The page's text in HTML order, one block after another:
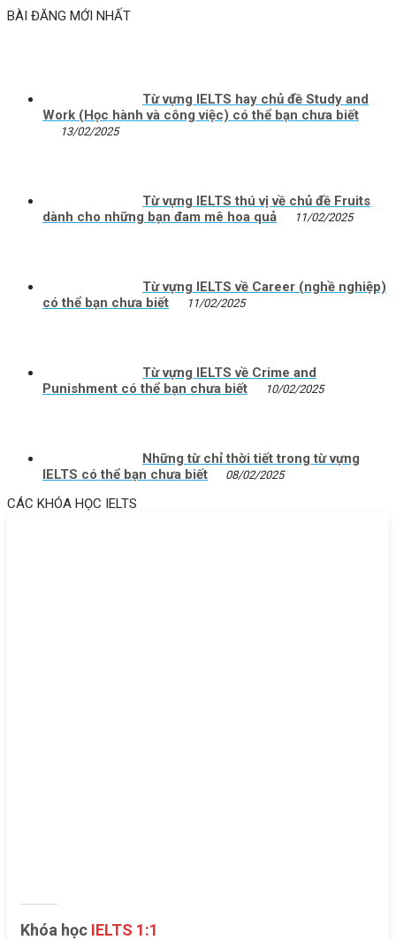
BÀI ĐĂNG MỚI NHẤT
Từ vựng IELTS hay chủ đề Study and
Work (Học hành và công việc) có thể bạn chưa biết
13/02/2025
Từ vựng IELTS thú vị về chủ đề Fruits
dành cho những bạn đam mê hoa quả
11/02/2025
Từ vựng IELTS về Career (nghề nghiệp)
có thể bạn chưa biết
11/02/2025
Từ vựng IELTS về Crime and
Punishment có thể bạn chưa biết
10/02/2025
Những từ chỉ thời tiết trong từ vựng
IELTS có thể bạn chưa biết
08/02/2025
CÁC KHÓA HỌC IELTS
Khóa học IELTS 1:1